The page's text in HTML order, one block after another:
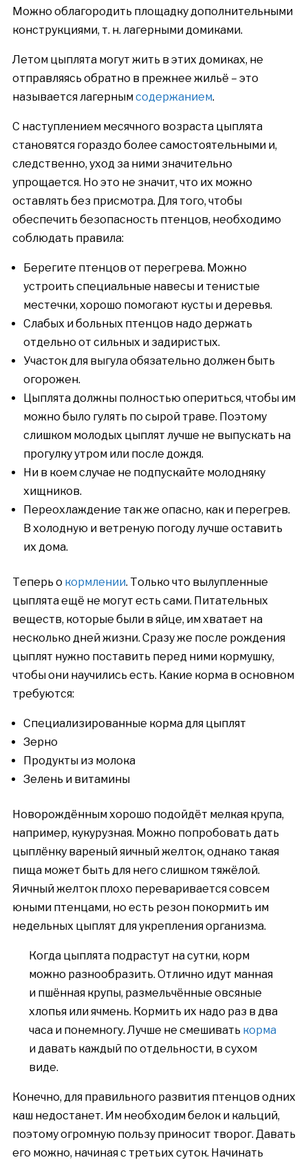
Можно облагородить площадку дополнительными
конструкциями, т. н. лагерными домиками.
Летом цыплята могут жить в этих домиках, не
отправляясь обратно в прежнее жильё – это
называется лагернымсодержанием.
С наступлением месячного возраста цыплята
становятся гораздо более самостоятельными и,
следственно, уход за ними значительно
упрощается. Но это не значит, что их можно
оставлять без присмотра. Для того, чтобы
обеспечить безопасность птенцов, необходимо
соблюдать правила:
Берегите птенцов от перегрева. Можно
устроить специальные навесы и тенистые
местечки, хорошо помогают кусты и деревья.
Слабых и больных птенцов надо держать
отдельно от сильных и задиристых.
Участок для выгула обязательно должен быть
огорожен.
Цыплята должны полностью опериться, чтобы им
можно было гулять по сырой траве. Поэтому
слишком молодых цыплят лучше не выпускать на
прогулку утром или после дождя.
Ни в коем случае не подпускайте молодняку
хищников.
Переохлаждение так же опасно, как и перегрев.
В холодную и ветреную погоду лучше оставить
их дома.
Теперь о кормлении. Только что вылупленные
цыплята ещё не могут есть сами. Питательных
веществ, которые были в яйце, им хватает на
несколько дней жизни. Сразу же после рождения
цыплят нужно поставить перед ними кормушку,
чтобы они научились есть. Какие корма в основном
требуются:
Специализированные корма для цыплят
Зерно
Продукты из молока
Зелень и витамины
Новорождённым хорошо подойдёт мелкая крупа,
например, кукурузная. Можно попробовать дать
цыплёнку вареный яичный желток, однако такая
пища может быть для него слишком тяжёлой.
Яичный желток плохо переваривается совсем
юными птенцами, но есть резон покормить им
недельных цыплят для укрепления организма.
Когда цыплята подрастут на сутки, корм
можно разнообразить. Отлично идут манная
и пшённая крупы, размельчённые овсяные
хлопья или ячмень. Кормить их надо раз в два
часа и понемногу. Лучше не смешивать корма
и давать каждый по отдельности, в сухом
виде.
Конечно, для правильного развития птенцов одних
каш недостанет. Им необходим белок и кальций,
поэтому огромную пользу приносит творог. Давать
его можно, начиная с третьих суток. Начинать